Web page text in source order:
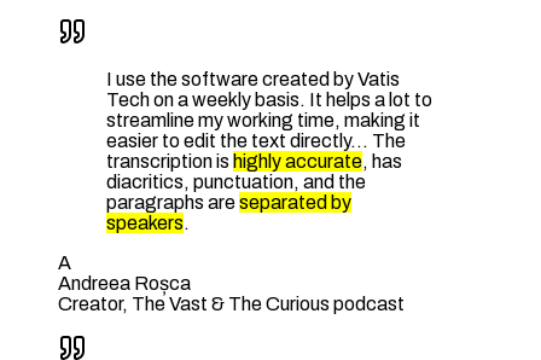
I use the software created by Vatis
Tech on a weekly basis. It helps a lot to
streamline my working time, making it
easier to edit the text directly… The
transcription is highly accurate, has
diacritics, punctuation, and the
paragraphs areseparated by
speakers.
A
Andreea Roșca
Creator, The Vast & The Curious podcast